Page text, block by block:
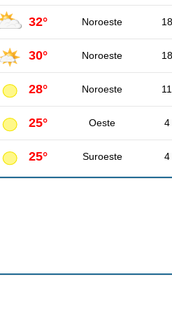
32° Noroeste
30° Noroeste
28° Noroeste
25° Oeste 4
25° Suroeste 4